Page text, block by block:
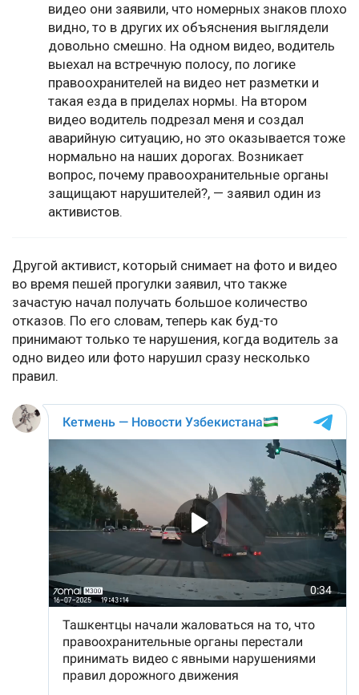
видео они заявили, что номерных знаков плохо
видно, то в других их объяснения выглядели
довольно смешно. На одном видео, водитель
выехал на встречную полосу, по логике
правоохранителей на видео нет разметки и
такая езда в приделах нормы. На втором
видео водитель подрезал меня и создал
аварийную ситуацию, но это оказывается тоже
нормально на наших дорогах. Возникает
вопрос, почему правоохранительные органы
защищают нарушителей?, — заявил один из
активистов.
Другой активист, который снимает на фото и видео
во время пешей прогулки заявил, что также
зачастую начал получать большое количество
отказов. По его словам, теперь как буд-то
принимают только те нарушения, когда водитель за
одно видео или фото нарушил сразу несколько
правил.